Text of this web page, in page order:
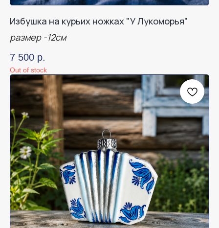
Избушка на курьих ножках "У Лукоморья"
размер -12см
7 500 р.
Out of stock